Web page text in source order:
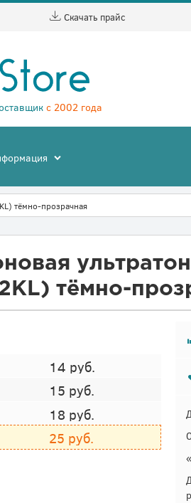
Скачать прайс
с 2002 года
тёмно-прозрачная
тёмно-
14 руб.
15 руб.
18 руб.
25 руб.